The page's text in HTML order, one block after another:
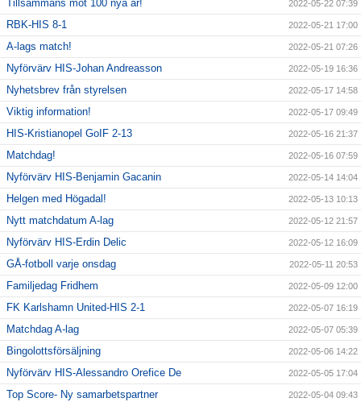
Tillsammans mot 100 nya år! 2022-05-22 07:39
RBK-HIS 8-1 2022-05-21 17:00
A-lags match! 2022-05-21 07:26
Nyförvärv HIS-Johan Andreasson 2022-05-19 16:36
Nyhetsbrev från styrelsen 2022-05-17 14:58
Viktig information! 2022-05-17 09:49
HIS-Kristianopel GoIF 2-13 2022-05-16 21:37
Matchdag! 2022-05-16 07:59
Nyförvärv HIS-Benjamin Gacanin 2022-05-14 14:04
Helgen med Högadal! 2022-05-13 10:13
Nytt matchdatum A-lag 2022-05-12 21:57
Nyförvärv HIS-Erdin Delic 2022-05-12 16:09
GÅ-fotboll varje onsdag 2022-05-11 20:53
Familjedag Fridhem 2022-05-09 12:00
FK Karlshamn United-HIS 2-1 2022-05-07 16:19
Matchdag A-lag 2022-05-07 05:39
Bingolottsförsäljning 2022-05-06 14:22
Nyförvärv HIS-Alessandro Orefice De 2022-05-05 17:04
Top Score- Ny samarbetspartner 2022-05-04 09:43